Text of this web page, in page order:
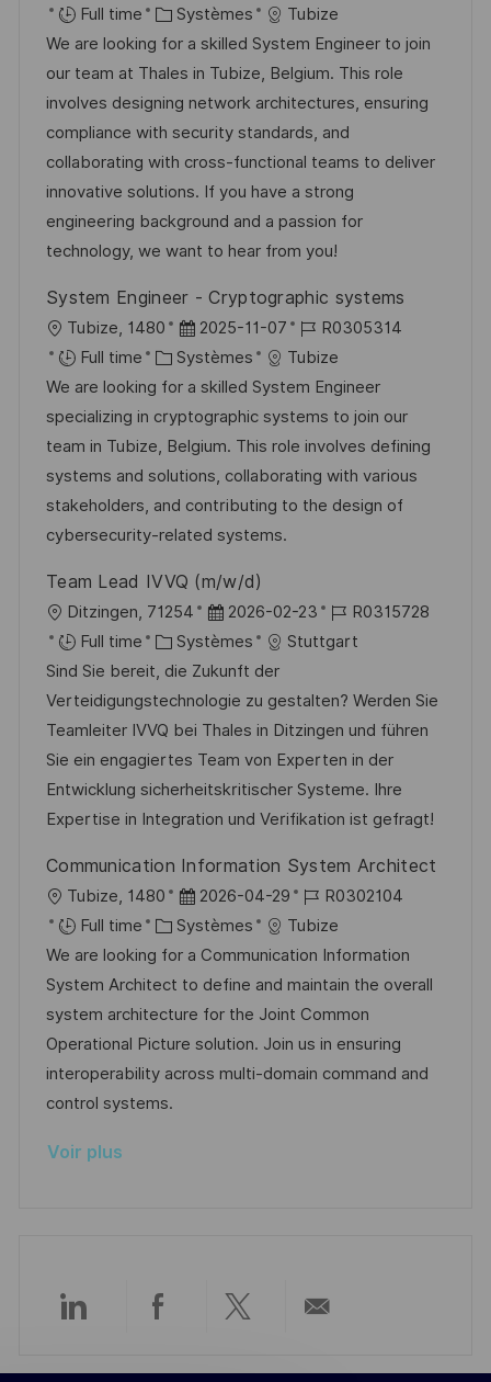
h
a
g
e
p
o
s
t
e
o
c
a
l
i
s
a
t
i
n
a
t
e
d
’
a
f
f
i
h
a
g
e
é
f
é
r
e
n
c
e
d
p
o
s
t
e
Full time
C
a
t
é
g
o
r
i
e
Systèmes
Tubize
We are looking for a skilled System Engineer to join
our team at Thales in Tubize, Belgium. This role
involves designing network architectures, ensuring
compliance with security standards, and
collaborating with cross-functional teams to deliver
innovative solutions. If you have a strong
engineering background and a passion for
technology, we want to hear from you!
System Engineer - Cryptographic systems
o
c
a
l
i
s
a
o
Tubize, 1480
D
a
t
e
d
’
a
f
i
c
h
a
g
e
2025-11-07
R
é
f
é
r
e
n
u
p
s
t
e
R0305314
Full time
C
a
t
é
g
o
r
e
Systèmes
Tubize
We are looking for a skilled System Engineer
specializing in cryptographic systems to join our
team in Tubize, Belgium. This role involves defining
systems and solutions, collaborating with various
stakeholders, and contributing to the design of
cybersecurity-related systems.
Team Lead IVVQ (m/w/d)
o
c
a
l
i
s
a
o
Ditzingen, 71254
D
a
t
e
d
’
a
f
i
c
h
a
g
e
2026-02-23
R
é
é
r
e
n
c
d
u
p
o
s
t
e
R0315728
Full time
C
a
t
é
g
o
r
e
Systèmes
Stuttgart
Sind Sie bereit, die Zukunft der
Verteidigungstechnologie zu gestalten? Werden Sie
Teamleiter IVVQ bei Thales in Ditzingen und führen
Sie ein engagiertes Team von Experten in der
Entwicklung sicherheitskritischer Systeme. Ihre
Expertise in Integration und Verifikation ist gefragt!
Communication Information System Architect
o
c
a
l
i
s
a
Tubize, 1480
D
a
t
e
d
’
a
2026-04-29
R
é
f
é
r
e
n
t
R0302104
Full time
C
a
t
é
g
o
r
Systèmes
Tubize
We are looking for a Communication Information
System Architect to define and maintain the overall
system architecture for the Joint Common
Operational Picture solution. Join us in ensuring
interoperability across multi-domain command and
control systems.
Voir plus
PartagerPartagerPartager